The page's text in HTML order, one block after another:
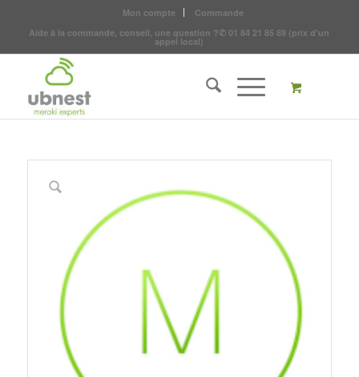
Mon compte
Commande
Aide à la commande, conseil, une question ?✆ 01 84 21 85 89 (prix d'un
appel local)